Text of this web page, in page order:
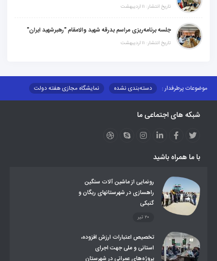
تاریخ انتشار: ۱۱ اردیبهشت
جلسه برنامه‌ریزی مراسم بدرقه شهید والامقام "رهبرشهید ایران"
تاریخ انتشار: ۱۱ اردیبهشت
موضوعات پرطرفدار : دسته‌بندی نشده
نمایشگاه مجازی هفته دولت
مزایدات و مناقصات
محتوای کانون توسعه
عملکردها
عشایر استان
طرح و برنامه
روند ساماندهی عشایر داوطلب اسکان
تشکیلات اداری
شبکه های اجتماعی ما
با ما همراه باشید
رونمایی از ماشین آلات سنگین
راهسازی در شهرستانهای ریگان و
گنبکی
۲۰ تیر
تخصیص اعتبارات ارزش افزوده،
استانی و ملی جهت اجرای
پروژه‌های عمرانی در شهرستان